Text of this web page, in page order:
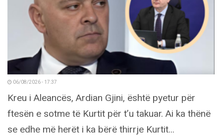
06/08/2026 - 17:37
Kreu i Aleancës, Ardian Gjini, është pyetur për
ftesën e sotme të Kurtit për t’u takuar. Ai ka thënë
se edhe më herët i ka bërë thirrje Kurtit...